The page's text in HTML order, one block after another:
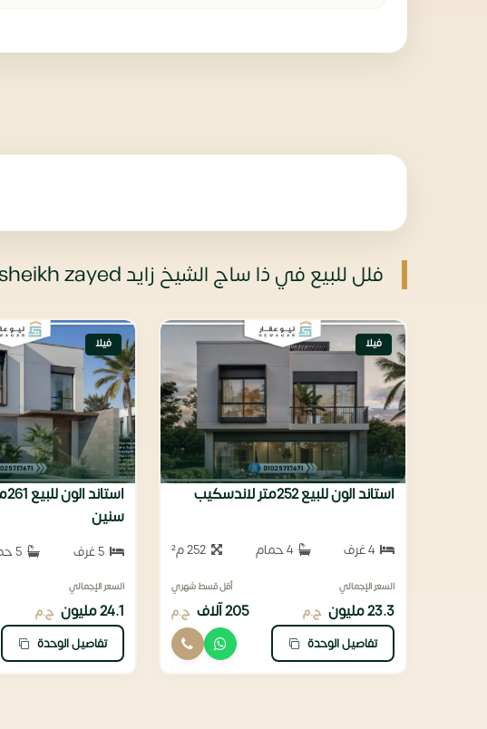
فلل للبيع في ذا ساج الشيخ زايد the sage el sheikh zayed
فيلا
استاند الون للبيع 252متر لاندسكيب
4 حمام 252 م²
السعر الإجمالي
23.3 مليون ج.م
أقل قسط شهري
205 آلاف ج.م
تفاصيل الوحدة
فيلا
سنين
السعر الإجمالي
24.1 مليون ج.م
تفاصيل الوحدة